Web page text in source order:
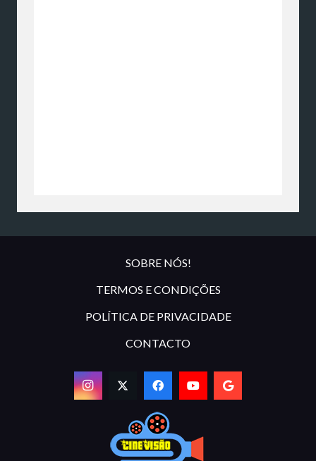
SOBRE NÓS!
TERMOS E CONDIÇÕES
POLÍTICA DE PRIVACIDADE
CONTACTO